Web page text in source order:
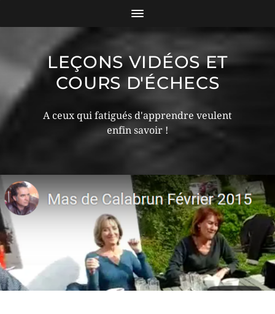
LEÇONS VIDÉOS ET
COURS D'ÉCHECS
A ceux qui fatigués d'apprendre veulent
enfin savoir !